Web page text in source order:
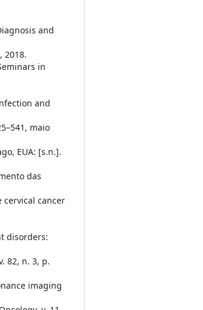
and
2018.
in
and
maio
EUA: [s.n.].
das
cancer
disorders:
82, n. 3, p.
imaging